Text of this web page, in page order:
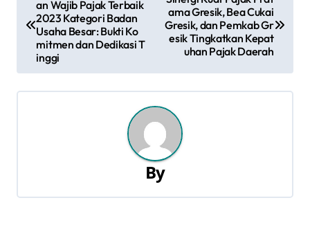
a
i
i
an Wajib Pajak Terbaik
2023 Kategori Badan
Usaha Besar: Bukti Ko
mitmen dan Dedikasi T
inggi
ama Gresik, Bea Cukai
Gresik, dan Pemkab Gr
esik Tingkatkan Kepat
uhan Pajak Daerah
By